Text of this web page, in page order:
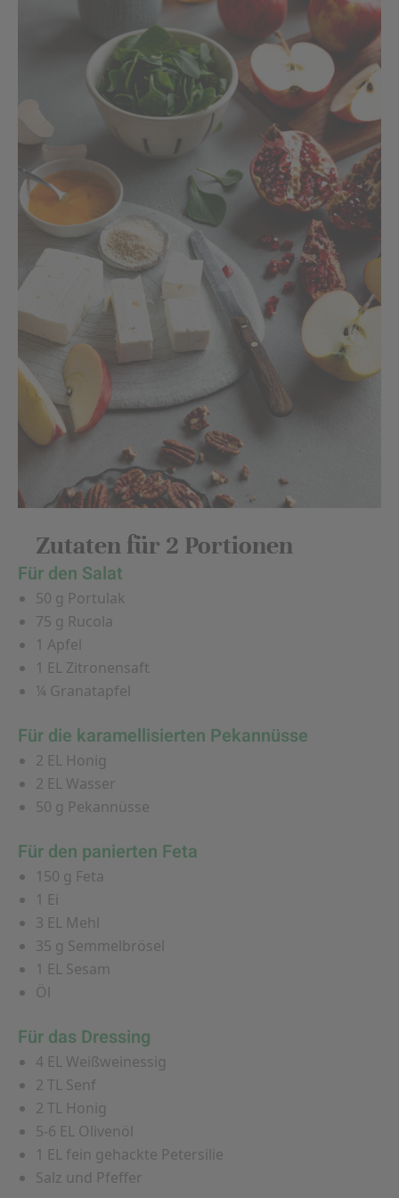
Zutaten für 2 Portionen
Für den Salat
50 g Portulak
75 g Rucola
1 Apfel
1 EL Zitronensaft
¼ Granatapfel
Für die karamellisierten Pekannüsse
2 EL Honig
2 EL Wasser
50 g Pekannüsse
Für den panierten Feta
150 g Feta
1 Ei
3 EL Mehl
35 g Semmelbrösel
1 EL Sesam
Öl
Für das Dressing
4 EL Weißweinessig
2 TL Senf
2 TL Honig
5-6 EL Olivenöl
1 EL fein gehackte Petersilie
Salz und Pfeffer